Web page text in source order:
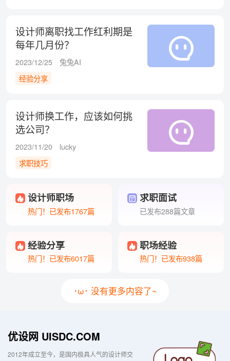
设计师离职找工作红利期是
每年几月份？
2023/12/25
兔兔AI
经验分享
设计师换工作，应该如何挑
选公司？
2023/11/20
lucky
求职技巧
设计师职场
热门！已发布1767篇
求职面试
已发布288篇文章
经验分享
热门！已发布6017篇
职场经验
热门！已发布938篇
･ω･ 没有更多内容了~
优设网 UISDC.COM
2012年成立至今，是国内极具人气的设计师交